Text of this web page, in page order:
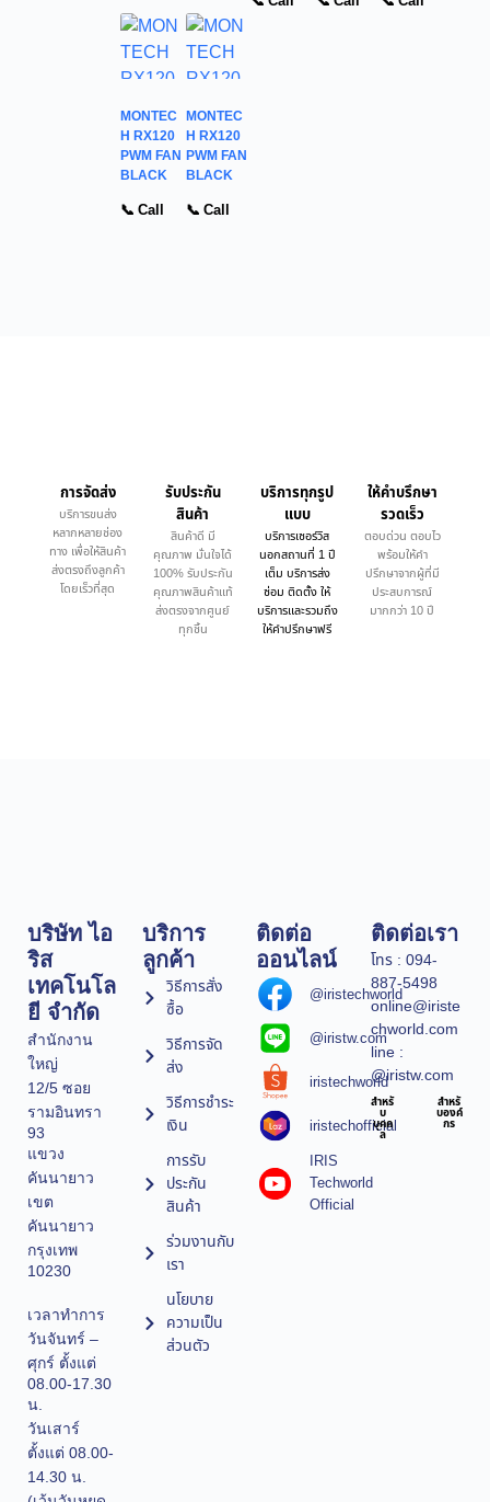
MONTEC
H RX120
PWM FAN
BLACK
📞 Call
MONTEC
H RX120
PWM FAN
BLACK
📞 Call
การจัดส่ง
บริการขนส่ง
หลากหลายช่อง
ทาง เพื่อให้สินค้า
ส่งตรงถึงลูกค้า
โดยเร็วที่สุด
รับประกัน
สินค้า
สินค้าดี มี
คุณภาพ มั่นใจได้
100% รับประกัน
คุณภาพสินค้าแท้
ส่งตรงจากศูนย์
ทุกชิ้น
บริการทุกรูป
แบบ
บริการเซอร์วิส
นอกสถานที่ 1 ปี
เต็ม บริการส่ง
ซ่อม ติดตั้ง ให้
บริการและรวมถึง
ให้คำปรึกษาฟรี
ให้คำบรึกษา
รวดเร็ว
ตอบด่วน ตอบไว
พร้อมให้คำ
ปรึกษาจากผู้ที่มี
ประสบการณ์
มากกว่า 10 ปี
บริษัท ไอ
ริส
เทคโนโล
ยี จำกัด
สำนักงาน
ใหญ่
12/5 ซอย
รามอินทรา
93
แขวง
คันนายาว
เขต
คันนายาว
กรุงเทพ
10230
เวลาทำการ
วันจันทร์ –
ศุกร์ ตั้งแต่
08.00-17.30
น.
วันเสาร์
ตั้งแต่ 08.00-
14.30 น.
บริการ
ลูกค้า
วิธีการสั่ง
ซื้อ
วิธีการจัด
ส่ง
วิธีการชำระ
เงิน
การรับ
ประกัน
สินค้า
ร่วมงานกับ
เรา
นโยบาย
ความเป็น
ส่วนตัว
ติดต่อ
ออนไลน์
@iristechworld
@iristw.com
iristechworld
iristechofficial
IRIS
Techworld
Official
ติดต่อเรา
โทร : 094-
887-5498
online@iriste
chworld.com
line :
@iristw.com
สำหรั
บ
บุคค
ล
สำหรั
บองค์
กร